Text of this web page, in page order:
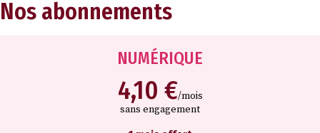
Nos abonnements
NUMÉRIQUE
4,10 €/mois
sans engagement